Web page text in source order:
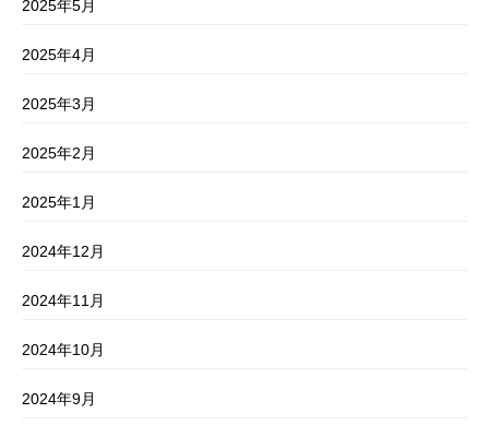
2025年5月
2025年4月
2025年3月
2025年2月
2025年1月
2024年12月
2024年11月
2024年10月
2024年9月